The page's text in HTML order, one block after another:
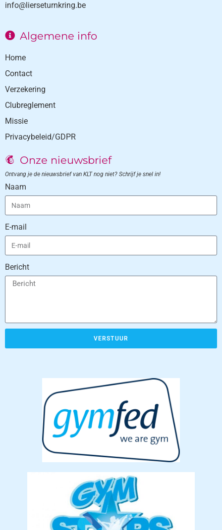
info@lierseturnkring.be
Algemene info
Home
Contact
Verzekering
Clubreglement
Missie
Privacybeleid/GDPR
Onze nieuwsbrief
Ontvang je de nieuwsbrief van KLT nog niet? Schrijf je snel in!
Naam
E-mail
Bericht
VERSTUUR